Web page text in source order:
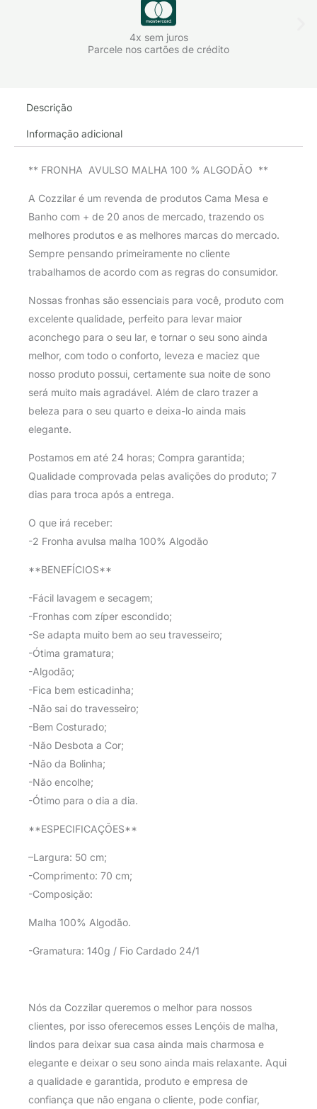
4x sem juros
Parcele nos cartões de crédito
Descrição
Informação adicional
** FRONHA AVULSO MALHA 100 % ALGODÃO **
A Cozzilar é um revenda de produtos Cama Mesa e
Banho com + de 20 anos de mercado, trazendo os
melhores produtos e as melhores marcas do mercado.
Sempre pensando primeiramente no cliente
trabalhamos de acordo com as regras do consumidor.
Nossas fronhas são essenciais para você, produto com
excelente qualidade, perfeito para levar maior
aconchego para o seu lar, e tornar o seu sono ainda
melhor, com todo o conforto, leveza e maciez que
nosso produto possui, certamente sua noite de sono
será muito mais agradável. Além de claro trazer a
beleza para o seu quarto e deixa-lo ainda mais
elegante.
Postamos em até 24 horas; Compra garantida;
Qualidade comprovada pelas avalições do produto; 7
dias para troca após a entrega.
O que irá receber:
-2 Fronha avulsa malha 100% Algodão
**BENEFÍCIOS**
-Fácil lavagem e secagem;
-Fronhas com zíper escondido;
-Se adapta muito bem ao seu travesseiro;
-Ótima gramatura;
-Algodão;
-Fica bem esticadinha;
-Não sai do travesseiro;
-Bem Costurado;
-Não Desbota a Cor;
-Não da Bolinha;
-Não encolhe;
-Ótimo para o dia a dia.
**ESPECIFICAÇÕES**
–Largura: 50 cm;
-Comprimento: 70 cm;
-Composição:
Malha 100% Algodão.
-Gramatura: 140g / Fio Cardado 24/1
Nós da Cozzilar queremos o melhor para nossos
clientes, por isso oferecemos esses Lençóis de malha,
lindos para deixar sua casa ainda mais charmosa e
elegante e deixar o seu sono ainda mais relaxante. Aqui
a qualidade e garantida, produto e empresa de
confiança que não engana o cliente, pode confiar,